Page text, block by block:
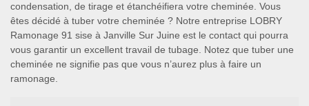
condensation, de tirage et étanchéifiera votre cheminée. Vous
êtes décidé à tuber votre cheminée ? Notre entreprise LOBRY
Ramonage 91 sise à Janville Sur Juine est le contact qui pourra
vous garantir un excellent travail de tubage. Notez que tuber une
cheminée ne signifie pas que vous n’aurez plus à faire un
ramonage.